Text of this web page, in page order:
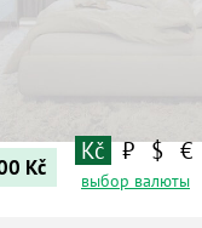
Kč
Kč ₽ $ €
выбор валюты